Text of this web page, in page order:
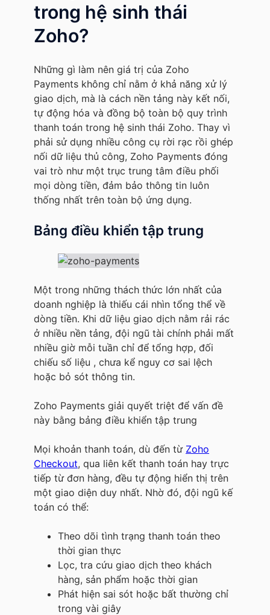
trong hệ sinh thái
Zoho?
Những gì làm nên giá trị của Zoho
Payments không chỉ nằm ở khả năng xử lý
giao dịch, mà là cách nền tảng này kết nối,
tự động hóa và đồng bộ toàn bộ quy trình
thanh toán trong hệ sinh thái Zoho. Thay vì
phải sử dụng nhiều công cụ rời rạc rồi ghép
nối dữ liệu thủ công, Zoho Payments đóng
vai trò như một trục trung tâm điều phối
mọi dòng tiền, đảm bảo thông tin luôn
thống nhất trên toàn bộ ứng dụng.
Bảng điều khiển tập trung
Một trong những thách thức lớn nhất của
doanh nghiệp là thiếu cái nhìn tổng thể về
dòng tiền. Khi dữ liệu giao dịch nằm rải rác
ở nhiều nền tảng, đội ngũ tài chính phải mất
nhiều giờ mỗi tuần chỉ để tổng hợp, đối
chiếu số liệu , chưa kể nguy cơ sai lệch
hoặc bỏ sót thông tin.
Zoho Payments giải quyết triệt để vấn đề
này bằng bảng điều khiển tập trung
Mọi khoản thanh toán, dù đến từ Zoho
Checkout, qua liên kết thanh toán hay trực
tiếp từ đơn hàng, đều tự động hiển thị trên
một giao diện duy nhất. Nhờ đó, đội ngũ kế
toán có thể:
Theo dõi tình trạng thanh toán theo
thời gian thực
Lọc, tra cứu giao dịch theo khách
hàng, sản phẩm hoặc thời gian
Phát hiện sai sót hoặc bất thường chỉ
trong vài giây